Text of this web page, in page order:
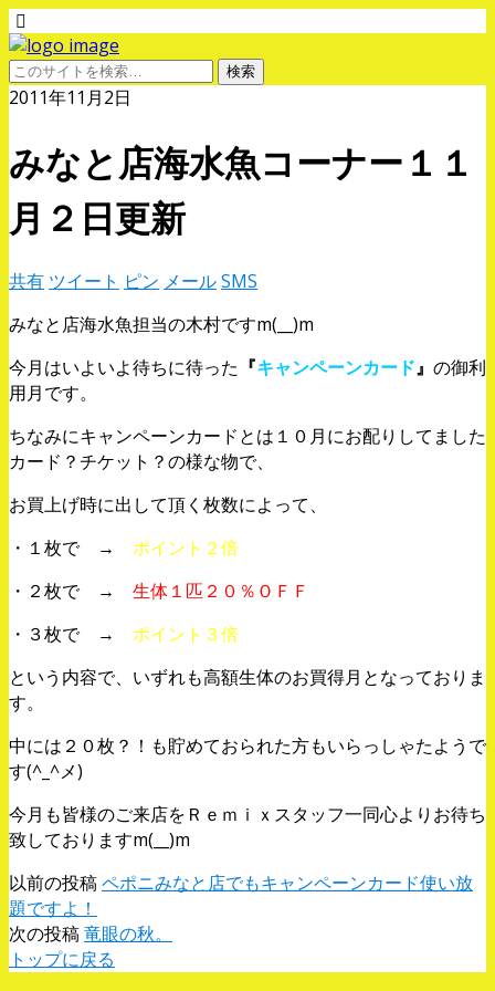
2011年11月2日
みなと店海水魚コーナー１１
月２日更新
共有 ツイート ピン メールSMS
みなと店海水魚担当の木村ですm(__)m
今月はいよいよ待ちに待った 『キャンペーンカード』 の御利
用月です。
ちなみにキャンペーンカードとは１０月にお配りしてました
カード？チケット？の様な物で、
お買上げ時に出して頂く枚数によって、
・１枚で → ポイント２倍
・２枚で → 生体１匹２０％ＯＦＦ
・３枚で → ポイント３倍
という内容で、いずれも高額生体のお買得月となっておりま
す。
中には２０枚？！も貯めておられた方もいらっしゃたようで
す(^_^メ)
今月も皆様のご来店をＲｅｍｉｘスタッフ一同心よりお待ち
致しておりますm(__)m
以前の投稿ペポニみなと店でもキャンペーンカード使い放
題ですよ！
次の投稿竜眼の秋。
トップに戻る